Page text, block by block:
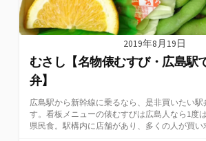
2019年8月19日
むさし【名物俵むすび・広島駅
弁】
広島駅から新幹線に乗るなら、是非買いたい
す。看板メニューの俵むすびは広島人なら1度
県民食。駅構内に店舗があり、多くの人が買い